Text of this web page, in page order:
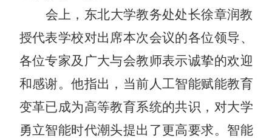
会上，东北大学教务处处长徐章润教
授代表学校对出席本次会议的各位领导、
各位专家及广大与会教师表示诚挚的欢迎
和感谢。他指出，当前人工智能赋能教育
变革已成为高等教育系统的共识，对大学
勇立智能时代潮头提出了更高要求。智能